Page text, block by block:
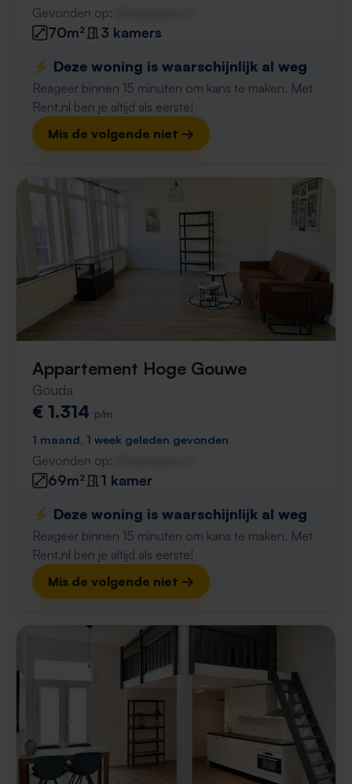
Gevonden op:
70m²
3 kamers
⚡️ Deze woning is waarschijnlijk al weg
Reageer binnen 15 minuten om kans te maken. Met
Rent.nl ben je altijd als eerste!
Mis de volgende niet →
Appartement Hoge Gouwe
Gouda
€ 1.314 p/m
1 maand, 1 week geleden gevonden
Gevonden op:
69m²
1 kamer
⚡️ Deze woning is waarschijnlijk al weg
Reageer binnen 15 minuten om kans te maken. Met
Rent.nl ben je altijd als eerste!
Mis de volgende niet →